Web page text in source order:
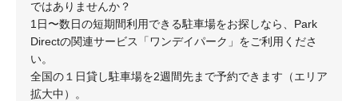
ではありませんか？
1日〜数日の短期間利用できる駐車場をお探しなら、Park
Directの関連サービス「ワンデイパーク」をご利用くださ
い。
全国の１日貸し駐車場を2週間先まで予約できます（エリア
拡大中）。